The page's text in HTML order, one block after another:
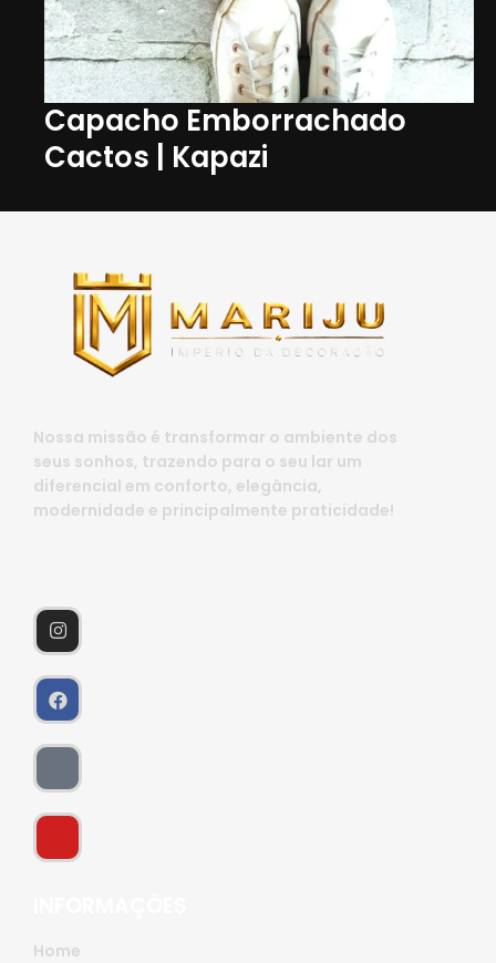
Capacho Emborrachado
Cactos | Kapazi
Nossa missão é transformar o ambiente dos
seus sonhos, trazendo para o seu lar um
diferencial em conforto, elegância,
modernidade e principalmente praticidade!
Home